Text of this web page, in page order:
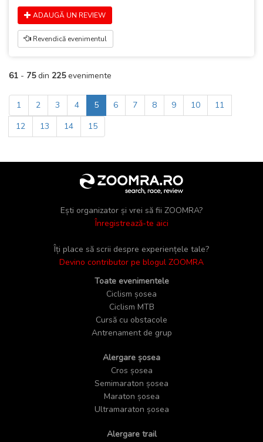
ADAUGĂ UN REVIEW
Revendică evenimentul
61 - 75din 225evenimente
1 2 3 4 5 6 7 8 9 10
11
12
13 14 15
Ești organizator și vrei să fii ZOOMRA?
Înregistrează-te aici
Îți place să scrii despre experiențele tale?
Devino contributor pe blogul ZOOMRA
Toate evenimentele
Ciclism șosea
Ciclism MTB
Cursă cu obstacole
Antrenament de grup
Alergare șosea
Cros șosea
Semimaraton șosea
Maraton șosea
Ultramaraton șosea
Alergare trail